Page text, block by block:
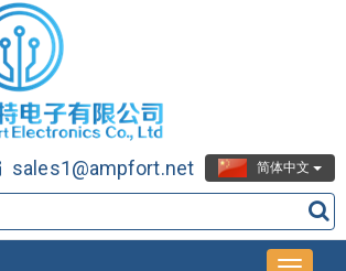
简体中文
sales1@ampfort.net